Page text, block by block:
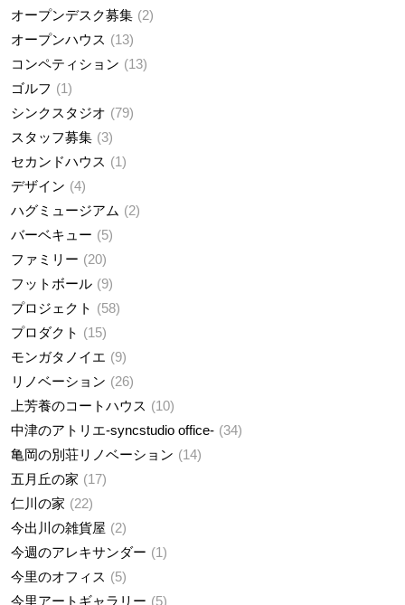
オープンデスク募集
2
オープンハウス
13
コンペティション
13
ゴルフ
1
シンクスタジオ
79
スタッフ募集 3
セカンドハウス
1
デザイン
4
ハグミュージアム
2
バーベキュー
5
ファミリー
20
フットボール
9
プロジェクト
58
プロダクト
15
モンガタノイエ
9
リノベーション
26
上芳養のコートハウス
10
中津のアトリエ-syncstudio office- 34
亀岡の別荘リノベーション
14
五月丘の家
17
仁川の家
22
今出川の雑貨屋
2
今週のアレキサンダー
1
今里のオフィス
5
今里アートギャラリー
5